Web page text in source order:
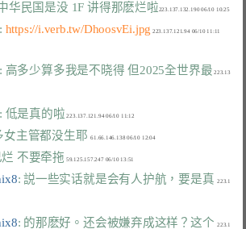
华民国是没 1F 讲得那麽烂啦 223.137.132.190 06/10 10:25
: https://i.verb.tw/DhoosvEi.jpg
: 高多少算多我是不晓得 但2025全世界最 223.13
: 低是真的啦
女主管都没生耶
  61.66.146.138 06/10 12:04
不要牵拖
: 説一些实话就是会有人护航，要是真
  223.1
: 的那麽好。还会被嫌弃成这样？这个
  223.1